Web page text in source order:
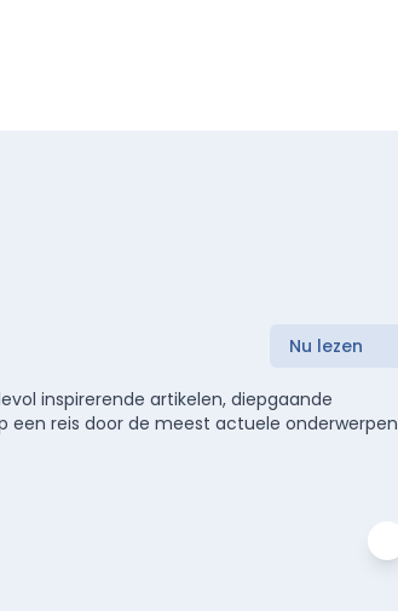
Nu lezen
inspirerende artikelen, diepgaande
een reis door de meest actuele onderwerpen